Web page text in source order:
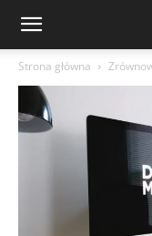
Strona główna